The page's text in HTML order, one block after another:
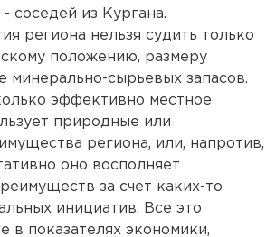
соседей из Кургана.
региона нельзя судить только
положению, размеру
минерально-сырьевых запасов.
эффективно местное
природные или
региона, или, напротив,
оно восполняет
за счет каких-то
инициатив. Все это
в показателях экономики,